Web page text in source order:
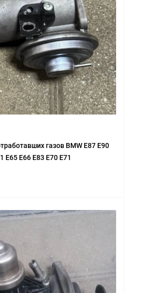
газов BMW E87 E90
E65 E66 E83 E70 E71